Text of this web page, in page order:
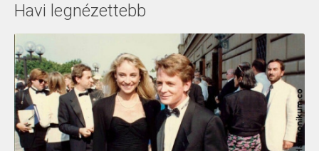
Havi legnézettebb